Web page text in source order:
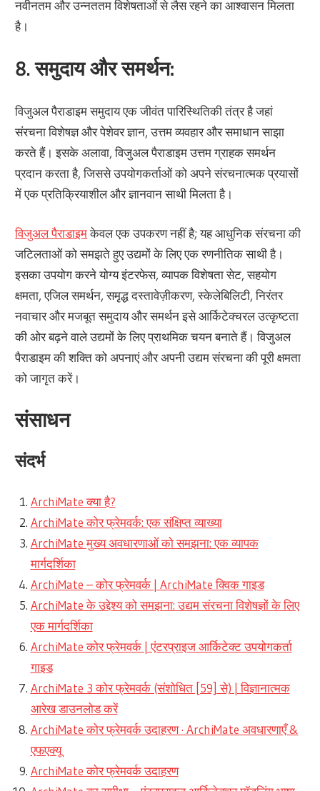
नवीनतम और उन्नततम विशेषताओं से लैस रहने का आश्वासन मिलता
है।
8. समुदाय और समर्थन:
विजुअल पैराडाइम समुदाय एक जीवंत पारिस्थितिकी तंत्र है जहां
संरचना विशेषज्ञ और पेशेवर ज्ञान, उत्तम व्यवहार और समाधान साझा
करते हैं। इसके अलावा, विजुअल पैराडाइम उत्तम ग्राहक समर्थन
प्रदान करता है, जिससे उपयोगकर्ताओं को अपने संरचनात्मक प्रयासों
में एक प्रतिक्रियाशील और ज्ञानवान साथी मिलता है।
विजुअल पैराडाइमकेवल एक उपकरण नहीं है; यह आधुनिक संरचना की
जटिलताओं को समझते हुए उद्यमों के लिए एक रणनीतिक साथी है।
इसका उपयोग करने योग्य इंटरफेस, व्यापक विशेषता सेट, सहयोग
क्षमता, एजिल समर्थन, समृद्ध दस्तावेज़ीकरण, स्केलेबिलिटी, निरंतर
नवाचार और मजबूत समुदाय और समर्थन इसे आर्किटेक्चरल उत्कृष्टता
की ओर बढ़ने वाले उद्यमों के लिए प्राथमिक चयन बनाते हैं। विजुअल
पैराडाइम की शक्ति को अपनाएं और अपनी उद्यम संरचना की पूरी क्षमता
को जागृत करें।
संसाधन
संदर्भ
ArchiMate क्या है?
ArchiMate कोर फ्रेमवर्क: एक संक्षिप्त व्याख्या
ArchiMate मुख्य अवधारणाओं को समझना: एक व्यापक
मार्गदर्शिका
ArchiMate – कोर फ्रेमवर्क | ArchiMate क्विक गाइड
ArchiMate के उद्देश्य को समझना: उद्यम संरचना विशेषज्ञों के लिए
एक मार्गदर्शिका
ArchiMate कोर फ्रेमवर्क | एंटरप्राइज आर्किटेक्ट उपयोगकर्ता
गाइड
ArchiMate 3 कोर फ्रेमवर्क (संशोधित [59] से) | विज्ञानात्मक
आरेख डाउनलोड करें
ArchiMate कोर फ्रेमवर्क उदाहरण · ArchiMate अवधारणाएँ &
एफएक्यू
ArchiMate कोर फ्रेमवर्क उदाहरण